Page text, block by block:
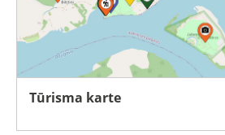
Tūrisma karte